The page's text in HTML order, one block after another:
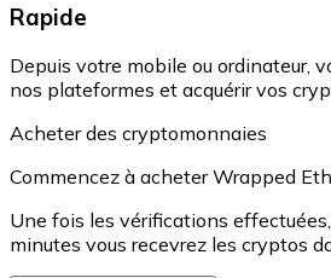
Rapide
Depuis votre mobile ou ordinateur,
nos plateformes et acquérir vos
Acheter des cryptomonnaies
Commencez à acheter Wrapped
Une fois les vérifications
minutes vous recevrez les cryptos